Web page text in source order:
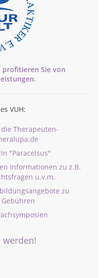
profitieren Sie von
VUH:
Therapeuten-
"Paracelsus"
Informationen zu z.B.
u.v.m.
zu
werden!